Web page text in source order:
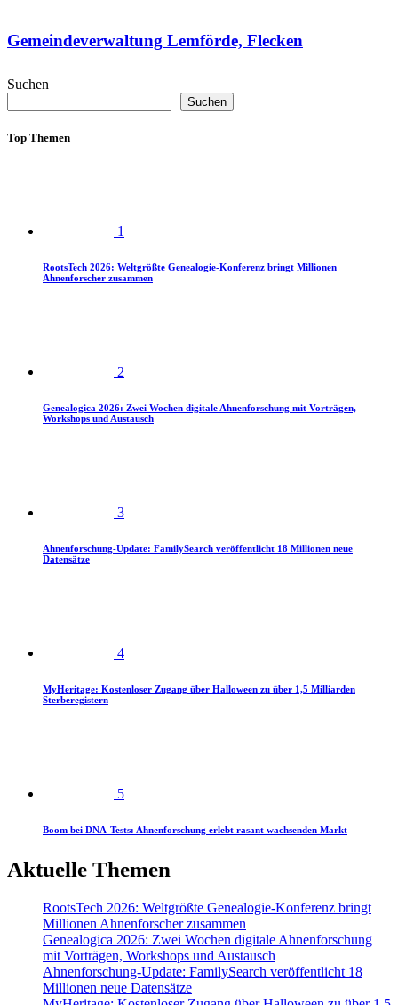
Gemeindeverwaltung Lemförde, Flecken
Suchen
Suchen
Top Themen
1
RootsTech 2026: Weltgrößte Genealogie-Konferenz bringt Millionen
Ahnenforscher zusammen
2
Genealogica 2026: Zwei Wochen digitale Ahnenforschung mit Vorträgen,
Workshops und Austausch
3
Ahnenforschung-Update: FamilySearch veröffentlicht 18 Millionen neue
Datensätze
4
MyHeritage: Kostenloser Zugang über Halloween zu über 1,5 Milliarden
Sterberegistern
5
Boom bei DNA-Tests: Ahnenforschung erlebt rasant wachsenden Markt
Aktuelle Themen
RootsTech 2026: Weltgrößte Genealogie-Konferenz bringt
Millionen Ahnenforscher zusammen
Genealogica 2026: Zwei Wochen digitale Ahnenforschung
mit Vorträgen, Workshops und Austausch
Ahnenforschung-Update: FamilySearch veröffentlicht 18
Millionen neue Datensätze